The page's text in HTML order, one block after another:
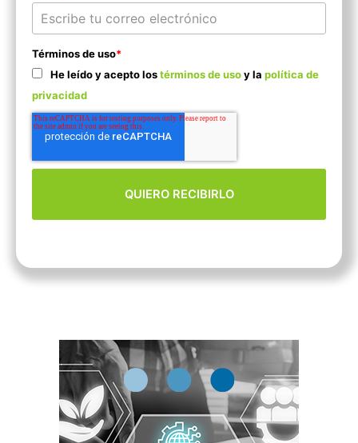
Términos de uso*
He leído y acepto lostérminos de usoy la política de
privacidad